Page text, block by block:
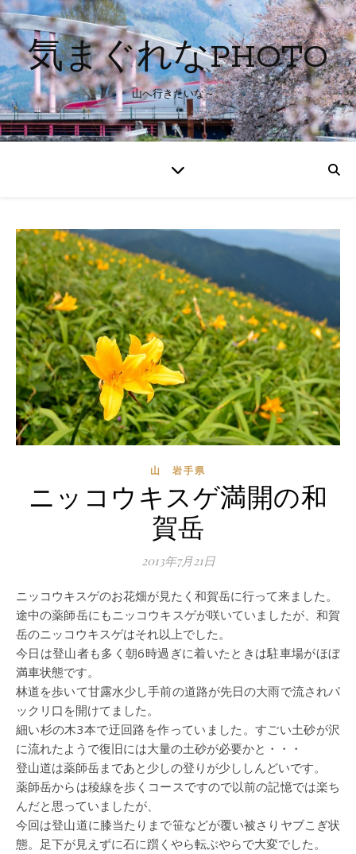
気まぐれなPHOTO
山へ行きたいな～。
山 岩手県
ニッコウキスゲ満開の和
賀岳
2013年7月21日
ニッコウキスゲのお花畑が見たく和賀岳に行って来ました。
途中の薬師岳にもニッコウキスゲが咲いていましたが、和賀
岳のニッコウキスゲはそれ以上でした。
今日は登山者も多く朝6時過ぎに着いたときは駐車場がほぼ
満車状態です。
林道を歩いて甘露水少し手前の道路が先日の大雨で流されパ
ックリ口を開けてました。
細い杉の木3本で迂回路を作っていました。すごい土砂が沢
に流れたようで復旧には大量の土砂が必要かと・・・
登山道は薬師岳まであと少しの登りが少ししんどいです。
薬師岳からは稜線を歩くコースですので以前の記憶では楽ち
んだと思っていましたが、
今回は登山道に膝当たりまで笹などが覆い被さりヤブこぎ状
態。足下が見えずに石に躓くやら転ぶやらで大変でした。